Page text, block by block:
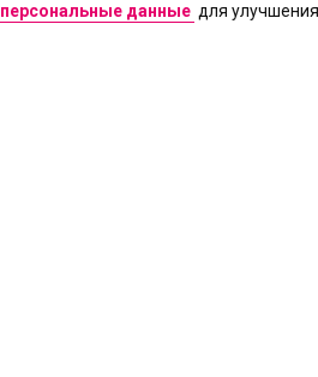
персональные данные для